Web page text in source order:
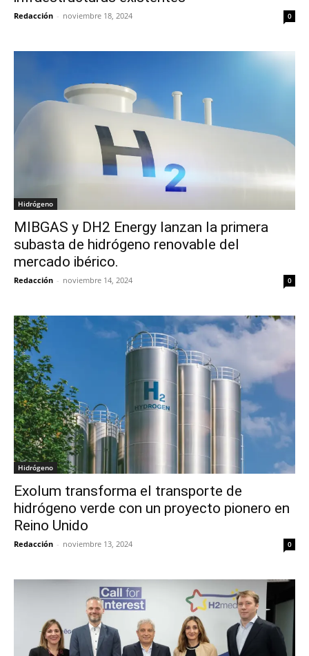
Redacción - noviembre 18, 2024 0
Hidrógeno
MIBGAS y DH2 Energy lanzan la primera
subasta de hidrógeno renovable del
mercado ibérico.
Redacción - noviembre 14, 2024 0
Hidrógeno
Exolum transforma el transporte de
hidrógeno verde con un proyecto pionero en
Reino Unido
Redacción - noviembre 13, 2024 0